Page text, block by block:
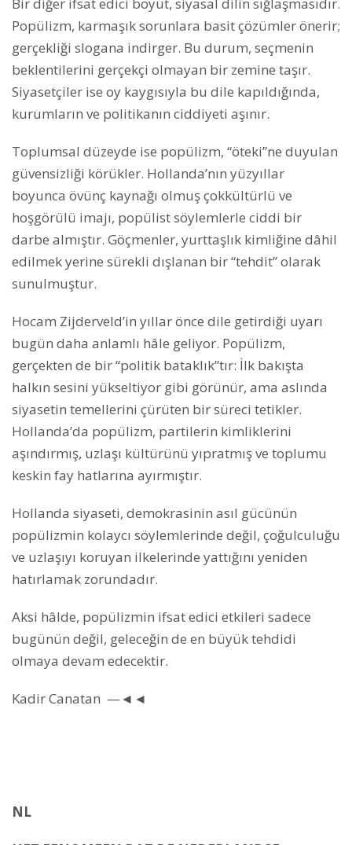
Bir diğer ifsat edici boyut, siyasal dilin sığlaşmasıdır.
Popülizm, karmaşık sorunlara basit çözümler önerir;
gerçekliği slogana indirger. Bu durum, seçmenin
beklentilerini gerçekçi olmayan bir zemine taşır.
Siyasetçiler ise oy kaygısıyla bu dile kapıldığında,
kurumların ve politikanın ciddiyeti aşınır.
Toplumsal düzeyde ise popülizm, “öteki”ne duyulan
güvensizliği körükler. Hollanda’nın yüzyıllar
boyunca övünç kaynağı olmuş çokkültürlü ve
hoşgörülü imajı, popülist söylemlerle ciddi bir
darbe almıştır. Göçmenler, yurttaşlık kimliğine dâhil
edilmek yerine sürekli dışlanan bir “tehdit” olarak
sunulmuştur.
Hocam Zijderveld’in yıllar önce dile getirdiği uyarı
bugün daha anlamlı hâle geliyor. Popülizm,
gerçekten de bir “politik bataklık”tır: İlk bakışta
halkın sesini yükseltiyor gibi görünür, ama aslında
siyasetin temellerini çürüten bir süreci tetikler.
Hollanda’da popülizm, partilerin kimliklerini
aşındırmış, uzlaşı kültürünü yıpratmış ve toplumu
keskin fay hatlarına ayırmıştır.
Hollanda siyaseti, demokrasinin asıl gücünün
popülizmin kolaycı söylemlerinde değil, çoğulculuğu
ve uzlaşıyı koruyan ilkelerinde yattığını yeniden
hatırlamak zorundadır.
Aksi hâlde, popülizmin ifsat edici etkileri sadece
bugünün değil, geleceğin de en büyük tehdidi
olmaya devam edecektir.
Kadir Canatan —◄◄
NL